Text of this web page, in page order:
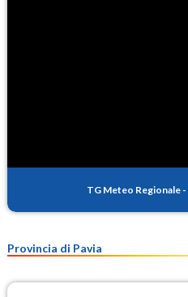
TG Meteo Regionale -
Provincia di Pavia